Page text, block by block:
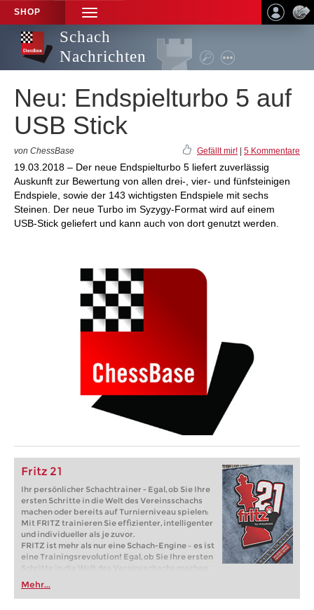
SHOP
TOGGLE
NAVIGATION
Schach
Nachrichten
Neu: Endspielturbo 5 auf
USB Stick
von ChessBase Gefällt mir! 5 Kommentare
19.03.2018 – Der neue Endspielturbo 5 liefert zuverlässig
Auskunft zur Bewertung von allen drei-, vier- und fünfsteinigen
Endspiele, sowie der 143 wichtigsten Endspiele mit sechs
Steinen. Der neue Turbo im Syzygy-Format wird auf einem
USB-Stick geliefert und kann auch von dort genutzt werden.
Fritz 21
Ihr persönlicher Schachtrainer - Egal, ob Sie Ihre
ersten Schritte in die Welt des Vereinsschachs
machen oder bereits auf Turnierniveau spielen:
Mit FRITZ trainieren Sie effizienter, intelligenter
und individueller als je zuvor.
FRITZ ist mehr als nur eine Schach-Engine – es ist
eine Trainingsrevolution! Egal, ob Sie Ihre ersten
Schritte in die Welt des Vereinsschachs machen
oder bereits auf Turnierniveau spielen: Mit
FRITZ trainieren Sie effizienter, intelligenter und
individueller als je zuvor.
Mehr...